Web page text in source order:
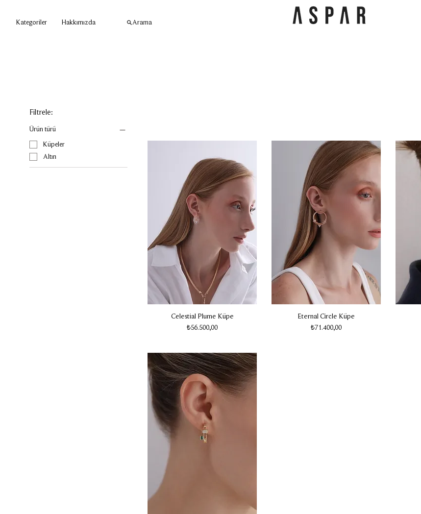
Kategoriler Hakkımızda Arama
Filtrele:
Ürün türü
Küpeler
Altın
Celestial Plume Küpe
Fiyat
₺56.500,00
Eternal Circle Küpe
Fiyat
₺71.400,00